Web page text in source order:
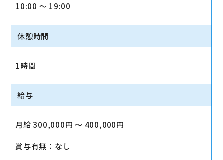
10:00 〜 19:00
休憩時間
1時間
給与
月給 300,000円 〜 400,000円
賞与有無：なし